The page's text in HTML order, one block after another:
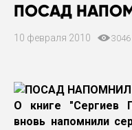
ПОСАД
10 февраля 2010 3046
О книге "Сергиев
вновь напомнили